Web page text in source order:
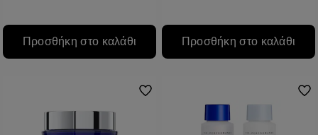
Προσθήκη στο καλάθι Προσθήκη στο καλάθι